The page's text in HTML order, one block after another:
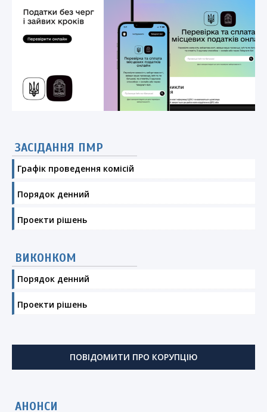
ЗАСІДАННЯ ПМР
Графік проведення комісій
Порядок денний
Проекти рішень
ВИКОНКОМ
Порядок денний
Проекти рішень
ПОВІДОМИТИ ПРО КОРУПЦІЮ
АНОНСИ